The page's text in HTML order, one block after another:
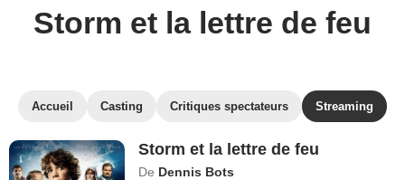
Storm et la lettre de feu
Accueil Casting Critiques spectateurs Streaming
Storm et la lettre de feu
De Dennis Bots